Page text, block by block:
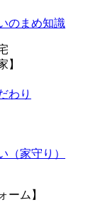
のまめ知識
】
わり
（家守り）
ーム】